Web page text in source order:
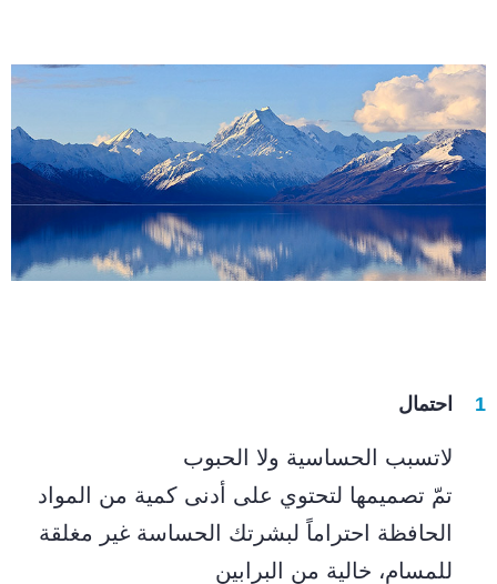
احتمال
لاتسبب الحساسية ولا الحبوب
تمّ تصميمها لتحتوي على أدنى كمية من المواد
الحافظة احتراماً لبشرتك الحساسة غير مغلقة
للمسام، خالية من البرابين